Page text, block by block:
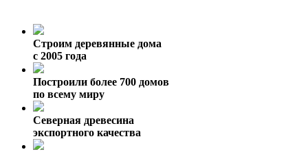
Строим деревянные дома
с 2005 года
Построили более 700 домов
по всему миру
Северная древесина
экспортного качества